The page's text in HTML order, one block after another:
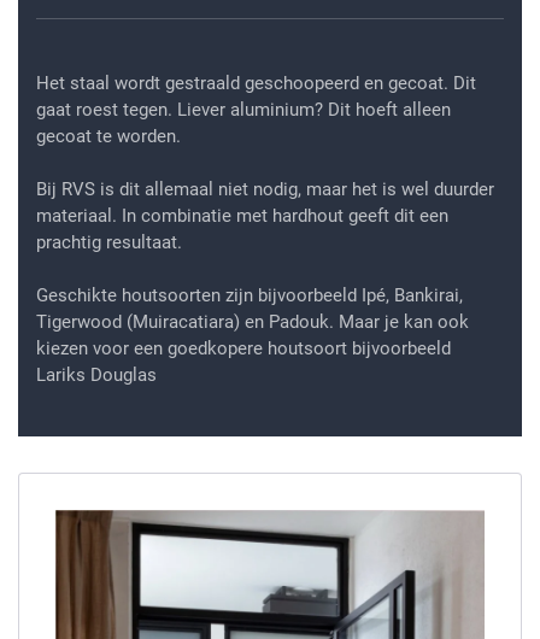
Het staal wordt gestraald geschoopeerd en gecoat. Dit
gaat roest tegen. Liever aluminium? Dit hoeft alleen
gecoat te worden.
Bij RVS is dit allemaal niet nodig, maar het is wel duurder
materiaal. In combinatie met hardhout geeft dit een
prachtig resultaat.
Geschikte houtsoorten zijn bijvoorbeeld Ipé, Bankirai,
Tigerwood (Muiracatiara) en Padouk. Maar je kan ook
kiezen voor een goedkopere houtsoort bijvoorbeeld
Lariks Douglas